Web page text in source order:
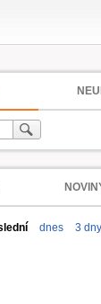
dnes 3 dny